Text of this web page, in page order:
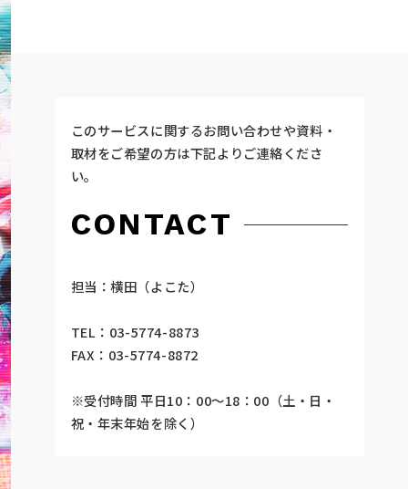
このサービスに関するお問い合わせや資料・
取材をご希望の方は下記よりご連絡くださ
い。
CONTACT
担当：横田（よこた）
TEL：03-5774-8873
FAX：03-5774-8872
※受付時間 平日10：00～18：00（土・日・
祝・年末年始を除く）